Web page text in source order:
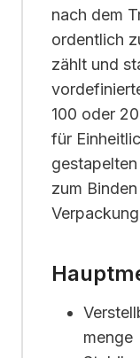
nach dem
ordentlich
zählt und
100 oder
für
zum
menge